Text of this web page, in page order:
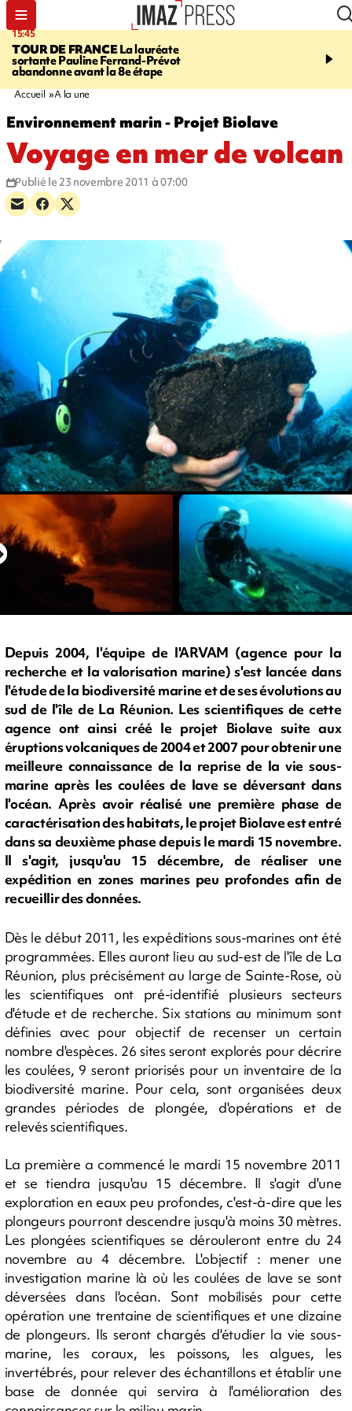
15:45
TOUR DE FRANCELa lauréate
sortante Pauline Ferrand-Prévot
abandonne avant la 8e étape
20:17
routière, concours de
Accueil A la une
Environnement marin - Projet Biolave
Voyage en mer de volcan
Publié le 23 novembre 2011 à 07:00
Depuis 2004, l'équipe de l'ARVAM (agence pour la
recherche et la valorisation marine) s'est lancée dans
l'étude de la biodiversité marine et de ses évolutions au
sud de l'île de La Réunion. Les scientifiques de cette
agence ont ainsi créé le projet Biolave suite aux
éruptions volcaniques de 2004 et 2007 pour obtenir une
meilleure connaissance de la reprise de la vie sous-
marine après les coulées de lave se déversant dans
l'océan. Après avoir réalisé une première phase de
caractérisation des habitats, le projet Biolave est entré
dans sa deuxième phase depuis le mardi 15 novembre.
Il s'agit, jusqu'au 15 décembre, de réaliser une
expédition en zones marines peu profondes afin de
recueillir des données.
Dès le début 2011, les expéditions sous-marines ont été
programmées. Elles auront lieu au sud-est de l'île de La
Réunion, plus précisément au large de Sainte-Rose, où
les scientifiques ont pré-identifié plusieurs secteurs
d'étude et de recherche. Six stations au minimum sont
définies avec pour objectif de recenser un certain
nombre d'espèces. 26 sites seront explorés pour décrire
les coulées, 9 seront priorisés pour un inventaire de la
biodiversité marine. Pour cela, sont organisées deux
grandes périodes de plongée, d'opérations et de
relevés scientifiques.
La première a commencé le mardi 15 novembre 2011
et se tiendra jusqu'au 15 décembre. Il s'agit d'une
exploration en eaux peu profondes, c'est-à-dire que les
plongeurs pourront descendre jusqu'à moins 30 mètres.
Les plongées scientifiques se dérouleront entre du 24
novembre au 4 décembre. L'objectif : mener une
investigation marine là où les coulées de lave se sont
déversées dans l'océan. Sont mobilisés pour cette
opération une trentaine de scientifiques et une dizaine
de plongeurs. Ils seront chargés d'étudier la vie sous-
marine, les coraux, les poissons, les algues, les
invertébrés, pour relever des échantillons et établir une
base de donnée qui servira à l'amélioration des